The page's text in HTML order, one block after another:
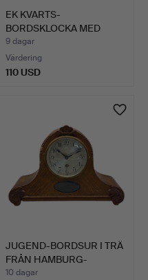
EK KVARTS-
BORDSKLOCKA MED
URVERK FRÅN SCHO…
9 dagar
Värdering
110 USD
JUGEND-BORDSUR I TRÄ
FRÅN HAMBURG-
AMERIKAN…
10 dagar